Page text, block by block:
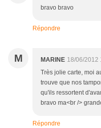
bravo bravo
Répondre
M MARINE 18/06/2012
Très jolie carte, moi
trouve que nos
qu'ils ressortent
bravo ma<br />
Répondre